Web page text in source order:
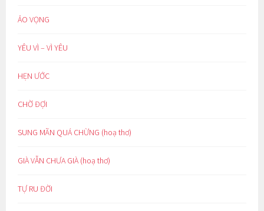
ẢO VỌNG
YÊU VÌ – VÌ YÊU
HẸN ƯỚC
CHỜ ĐỢI
SUNG MÃN QUÁ CHỪNG (hoạ thơ)
GIÀ VẪN CHƯA GIÀ (hoạ thơ)
TỰ RU ĐỜI